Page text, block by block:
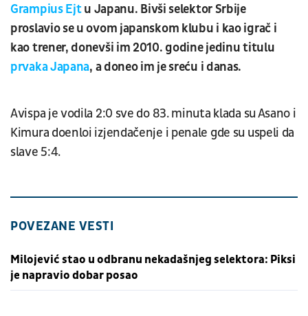
Grampius Ejtu Japanu. Bivši selektor Srbije
proslavio se u ovom japanskom klubu i kao igrač i
kao trener, donevši im 2010. godine jedinu titulu
prvaka Japana, a doneo im je sreću i danas.
Avispa je vodila 2:0 sve do 83. minuta klada su Asano i
Kimura doenloi izjendačenje i penale gde su uspeli da
slave 5:4.
POVEZANE VESTI
Milojević stao u odbranu nekadašnjeg selektora: Piksi
je napravio dobar posao